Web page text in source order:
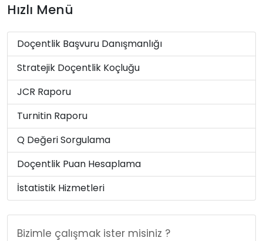
Hızlı Menü
Doçentlik Başvuru Danışmanlığı
Stratejik Doçentlik Koçluğu
JCR Raporu
Turnitin Raporu
Q Değeri Sorgulama
Doçentlik Puan Hesaplama
İstatistik Hizmetleri
Bizimle çalışmak ister misiniz ?